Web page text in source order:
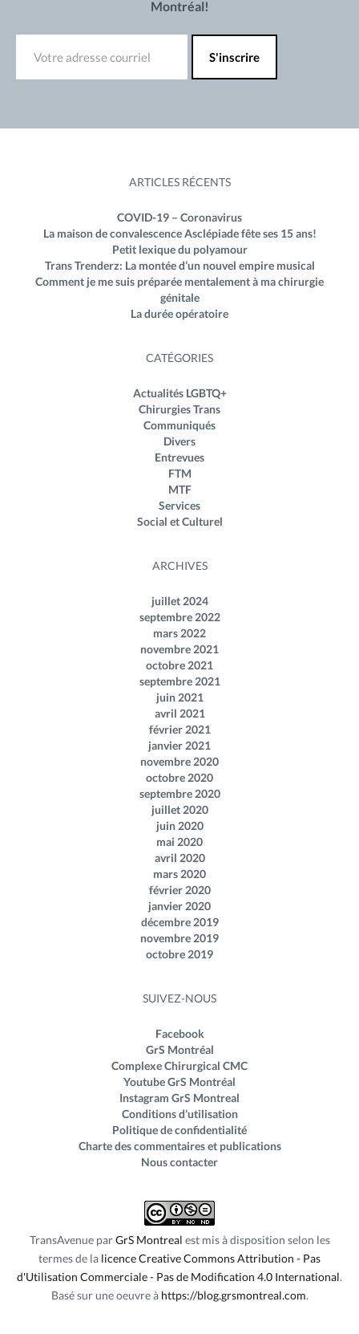
Montréal!
ARTICLES RÉCENTS
COVID-19 – Coronavirus
La maison de convalescence Asclépiade fête ses 15 ans!
Petit lexique du polyamour
Trans Trenderz: La montée d’un nouvel empire musical
Comment je me suis préparée mentalement à ma chirurgie
génitale
La durée opératoire
CATÉGORIES
Actualités LGBTQ+
Chirurgies Trans
Communiqués
Divers
Entrevues
FTM
MTF
Services
Social et Culturel
ARCHIVES
juillet 2024
septembre 2022
mars 2022
novembre 2021
octobre 2021
septembre 2021
juin 2021
avril 2021
février 2021
janvier 2021
novembre 2020
octobre 2020
septembre 2020
juillet 2020
juin 2020
mai 2020
avril 2020
mars 2020
février 2020
janvier 2020
décembre 2019
novembre 2019
octobre 2019
SUIVEZ-NOUS
Facebook
GrS Montréal
Complexe Chirurgical CMC
Youtube GrS Montréal
Instagram GrS Montreal
Conditions d’utilisation
Politique de confidentialité
Charte des commentaires et publications
Nous contacter
TransAvenueparGrS Montreal est mis à disposition selon les
termes de la licence Creative Commons Attribution - Pas
d'Utilisation Commerciale - Pas de Modification 4.0 International.
Basé sur une oeuvre à https://blog.grsmontreal.com